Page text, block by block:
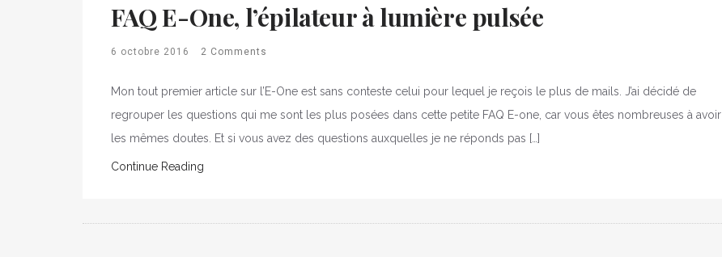
FAQ E-One, l’épilateur à lumière pulsée
6 octobre 2016 2 Comments
Mon tout premier article sur l’E-One est sans conteste celui pour lequel je reçois le plus de mails. J’ai décidé de
regrouper les questions qui me sont les plus posées dans cette petite FAQ E-one, car vous êtes nombreuses à avoir
les mêmes doutes. Et si vous avez des questions auxquelles je ne réponds pas […]
Continue Reading